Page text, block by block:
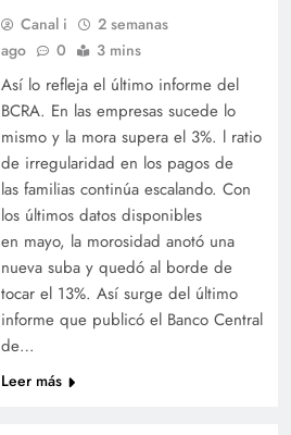
Canal i
2 semanas
ago
0 3 mins
Así lo refleja el último informe del
BCRA. En las empresas sucede lo
mismo y la mora supera el 3%. l ratio
de irregularidad en los pagos de
las familias continúa escalando. Con
los últimos datos disponibles
en mayo, la morosidad anotó una
nueva suba y quedó al borde de
tocar el 13%. Así surge del último
informe que publicó el Banco Central
de…
Leer más